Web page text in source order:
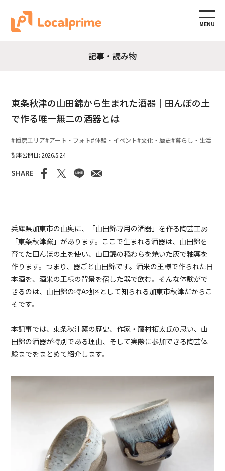
記事・読み物
東条秋津の山田錦から生まれた酒器｜田んぼの土
で作る唯一無二の酒器とは
播磨エリア アート・フォト 体験・イベント 文化・歴史 暮らし・生活
2026.5.24
SHARE
兵庫県加東市の山奥に、「山田錦専用の酒器」を作る陶芸工房
「東条秋津窯」があります。ここで生まれる酒器は、山田錦を
育てた田んぼの土を使い、山田錦の稲わらを焼いた灰で釉薬を
作ります。つまり、器ごと山田錦です。酒米の王様で作られた日
本酒を、酒米の王様の背景を宿した器で飲む。そんな体験がで
きるのは、山田錦の特A地区として知られる加東市秋津だからこ
そです。
本記事では、東条秋津窯の歴史、作家・藤村拓太氏の思い、山
田錦の酒器が特別である理由、そして実際に参加できる陶芸体
験までをまとめて紹介します。
MENU